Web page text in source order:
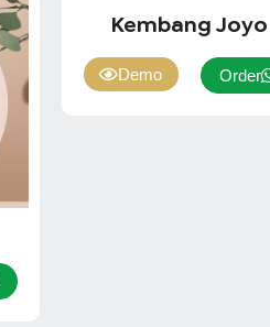
Kembang Joyo
Demo Order